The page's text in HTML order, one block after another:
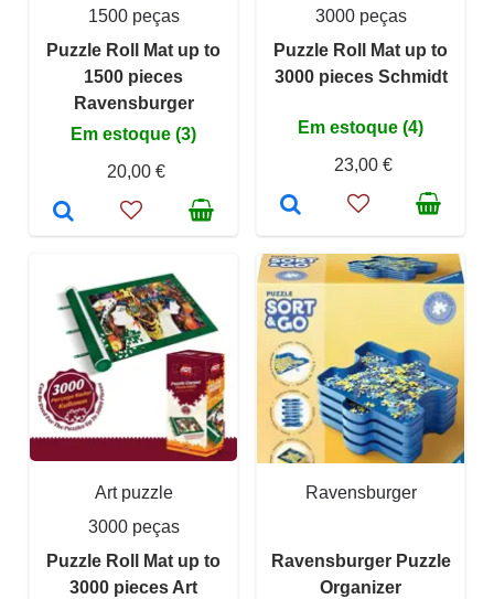
1500 peças
Puzzle Roll Mat up to
1500 pieces
Ravensburger
Em estoque (3)
20,00 €
3000 peças
Puzzle Roll Mat up to
3000 pieces Schmidt
Em estoque (4)
23,00 €
Art puzzle
3000 peças
Puzzle Roll Mat up to
3000 pieces Art
Ravensburger
Ravensburger Puzzle
Organizer